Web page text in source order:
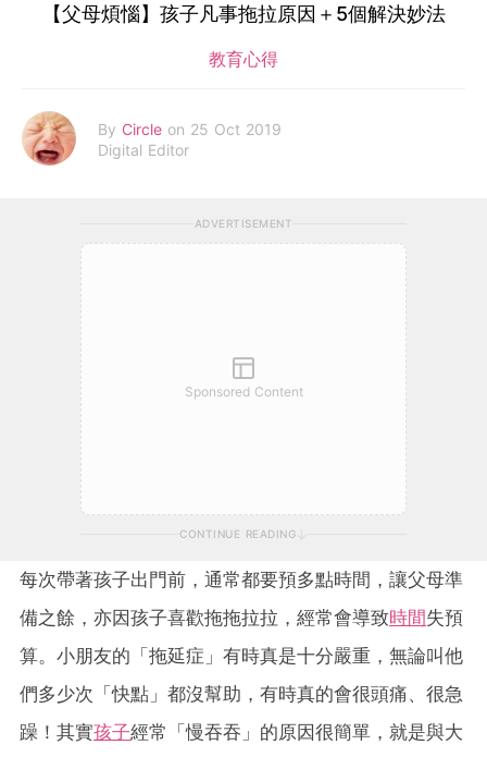
【父母煩惱】孩子凡事拖拉原因＋5個解決妙法
教育心得
By Circle on 25 Oct 2019
Digital Editor
ADVERTISEMENT
Sponsored Content
CONTINUE READING
每次帶著孩子出門前，通常都要預多點時間，讓父母準
備之餘，亦因孩子喜歡拖拖拉拉，經常會導致時間失預
算。小朋友的「拖延症」有時真是十分嚴重，無論叫他
們多少次「快點」都沒幫助，有時真的會很頭痛、很急
躁！其實孩子經常「慢吞吞」的原因很簡單，就是與大